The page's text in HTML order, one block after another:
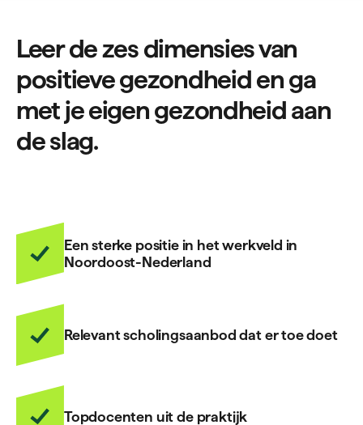
Leer de zes dimensies van
positieve gezondheid en ga
met je eigen gezondheid aan
de slag.
Een sterke positie in het werkveld in
Noordoost-Nederland
Relevant scholingsaanbod dat er toe doet
Topdocenten uit de praktijk